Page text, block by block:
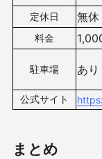
定休日 無休
料金
駐車場 あり
公式サイト
まとめ